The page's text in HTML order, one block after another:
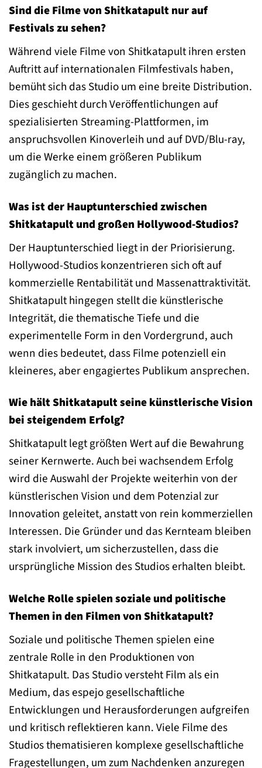
Sind die Filme von Shitkatapult nur auf
Festivals zu sehen?
Während viele Filme von Shitkatapult ihren ersten
Auftritt auf internationalen Filmfestivals haben,
bemüht sich das Studio um eine breite Distribution.
Dies geschieht durch Veröffentlichungen auf
spezialisierten Streaming-Plattformen, im
anspruchsvollen Kinoverleih und auf DVD/Blu-ray,
um die Werke einem größeren Publikum
zugänglich zu machen.
Was ist der Hauptunterschied zwischen
Shitkatapult und großen Hollywood-Studios?
Der Hauptunterschied liegt in der Priorisierung.
Hollywood-Studios konzentrieren sich oft auf
kommerzielle Rentabilität und Massenattraktivität.
Shitkatapult hingegen stellt die künstlerische
Integrität, die thematische Tiefe und die
experimentelle Form in den Vordergrund, auch
wenn dies bedeutet, dass Filme potenziell ein
kleineres, aber engagiertes Publikum ansprechen.
Wie hält Shitkatapult seine künstlerische Vision
bei steigendem Erfolg?
Shitkatapult legt größten Wert auf die Bewahrung
seiner Kernwerte. Auch bei wachsendem Erfolg
wird die Auswahl der Projekte weiterhin von der
künstlerischen Vision und dem Potenzial zur
Innovation geleitet, anstatt von rein kommerziellen
Interessen. Die Gründer und das Kernteam bleiben
stark involviert, um sicherzustellen, dass die
ursprüngliche Mission des Studios erhalten bleibt.
Welche Rolle spielen soziale und politische
Themen in den Filmen von Shitkatapult?
Soziale und politische Themen spielen eine
zentrale Rolle in den Produktionen von
Shitkatapult. Das Studio versteht Film als ein
Medium, das espejo gesellschaftliche
Entwicklungen und Herausforderungen aufgreifen
und kritisch reflektieren kann. Viele Filme des
Studios thematisieren komplexe gesellschaftliche
Fragestellungen, um zum Nachdenken anzuregen